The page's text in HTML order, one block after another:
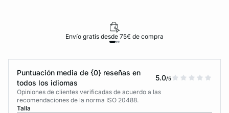
Envío gratis desde 75€ de compra
Puntuación media de {0} reseñas en
todos los idiomas
5.0/5
Opiniones de clientes verificadas de acuerdo a las
recomendaciones de la norma ISO 20488.
Talla